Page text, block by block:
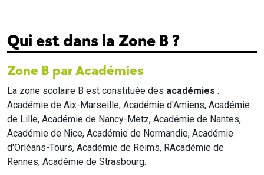
Qui est dans la Zone B ?
Zone B par Académies
La zone scolaire B est constituée des académies :
Académie de Aix-Marseille, Académie d'Amiens, Académie
de Lille, Académie de Nancy-Metz, Académie de Nantes,
Académie de Nice, Académie de Normandie, Académie
d'Orléans-Tours, Académie de Reims, RAcadémie de
Rennes, Académie de Strasbourg.